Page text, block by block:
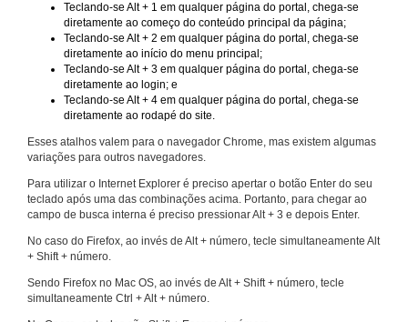
Teclando-se Alt + 1 em qualquer página do portal, chega-se
diretamente ao começo do conteúdo principal da página;
Teclando-se Alt + 2 em qualquer página do portal, chega-se
diretamente ao início do menu principal;
Teclando-se Alt + 3 em qualquer página do portal, chega-se
diretamente ao login; e
Teclando-se Alt + 4 em qualquer página do portal, chega-se
diretamente ao rodapé do site.
Esses atalhos valem para o navegador Chrome, mas existem algumas
variações para outros navegadores.
Para utilizar o Internet Explorer é preciso apertar o botão Enter do seu
teclado após uma das combinações acima. Portanto, para chegar ao
campo de busca interna é preciso pressionar Alt + 3 e depois Enter.
No caso do Firefox, ao invés de Alt + número, tecle simultaneamente Alt
+ Shift + número.
Sendo Firefox no Mac OS, ao invés de Alt + Shift + número, tecle
simultaneamente Ctrl + Alt + número.